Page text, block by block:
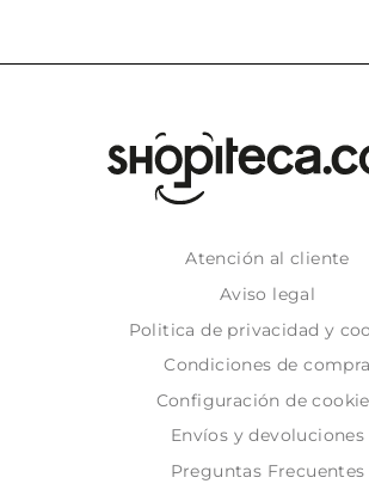
Atención al cliente
Aviso legal
Politica de privacidad y
Condiciones de compra
Configuración de
Envíos y devoluciones
Preguntas Frecuentes